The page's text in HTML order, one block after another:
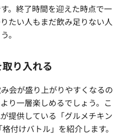
。終了時間を迎えた時点で一
たい人もまだ飲み足りない人
。
り入れる
会が盛り上がりやすくなるの
り一層楽しめるでしょう。こ
提供している「グルメチキン
付けバトル」を紹介します。